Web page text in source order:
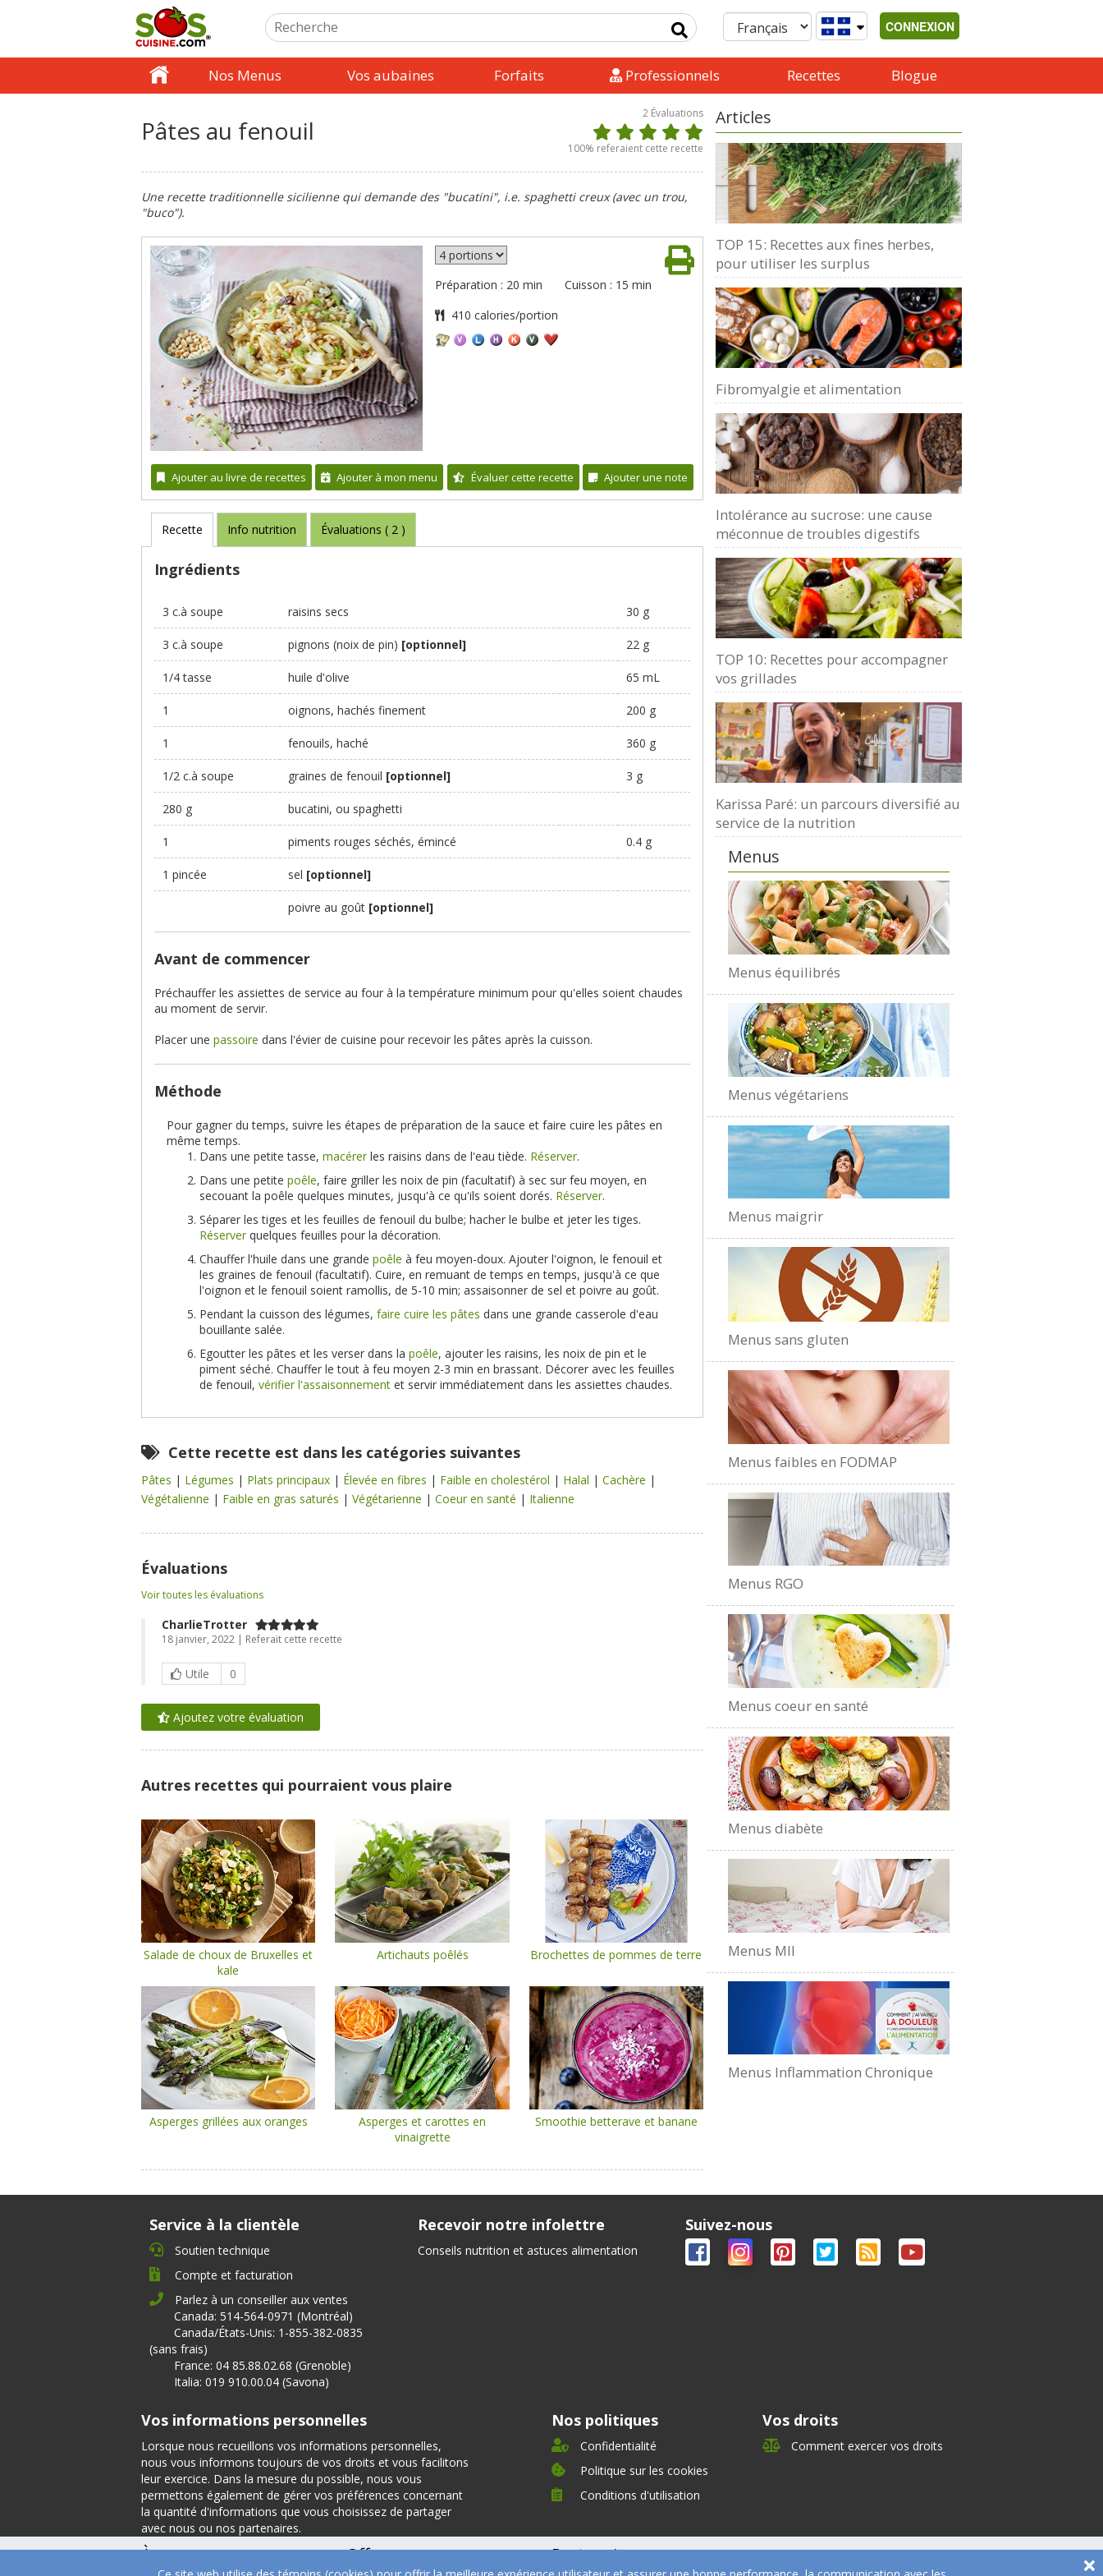
CONNEXION
Nos Menus Vos aubaines Forfaits Professionnels Recettes Blogue
Pâtes au fenouil
2 Évaluations
100% referaient cette recette
Une recette traditionnelle sicilienne qui demande des "bucatini", i.e. spaghetti creux (avec un trou,
"buco").
Préparation : 20 min
Cuisson : 15 min
410 calories/portion
Ajouter au livre de recettes Ajouter à mon menu Évaluer cette recette Ajouter une note
Recette Info nutrition Évaluations ( 2 )
Ingrédients
3 c.à soupe raisins secs 30 g
3 c.à soupe pignons (noix de pin) [optionnel] 22 g
1/4 tasse huile d'olive 65 mL
1 oignons, hachés finement 200 g
1 fenouils, haché 360 g
1/2 c.à soupe graines de fenouil [optionnel] 3 g
280 g bucatini, ou spaghetti
1 piments rouges séchés, émincé 0.4 g
1 pincée sel [optionnel]
poivre au goût [optionnel]
Avant de commencer
Préchauffer les assiettes de service au four à la température minimum pour qu'elles soient chaudes
au moment de servir.
Placer une passoire dans l'évier de cuisine pour recevoir les pâtes après la cuisson.
Méthode
Pour gagner du temps, suivre les étapes de préparation de la sauce et faire cuire les pâtes en
même temps.
Dans une petite tasse, macérer les raisins dans de l'eau tiède. Réserver.
Dans une petite poêle, faire griller les noix de pin (facultatif) à sec sur feu moyen, en
secouant la poêle quelques minutes, jusqu'à ce qu'ils soient dorés. Réserver.
Séparer les tiges et les feuilles de fenouil du bulbe; hacher le bulbe et jeter les tiges.
Réserver quelques feuilles pour la décoration.
Chauffer l'huile dans une grande poêle à feu moyen-doux. Ajouter l'oignon, le fenouil et
les graines de fenouil (facultatif). Cuire, en remuant de temps en temps, jusqu'à ce que
l'oignon et le fenouil soient ramollis, de 5-10 min; assaisonner de sel et poivre au goût.
Pendant la cuisson des légumes, faire cuire les pâtes dans une grande casserole d'eau
bouillante salée.
Egoutter les pâtes et les verser dans la poêle, ajouter les raisins, les noix de pin et le
piment séché. Chauffer le tout à feu moyen 2-3 min en brassant. Décorer avec les feuilles
de fenouil, vérifier l'assaisonnement et servir immédiatement dans les assiettes chaudes.
Cette recette est dans les catégories suivantes
Pâtes | Légumes | Plats principaux | Élevée en fibres | Faible en cholestérol | Halal | Cachère |
Végétalienne | Faible en gras saturés | Végétarienne | Coeur en santé | Italienne
Évaluations
Voir toutes les évaluations
CharlieTrotter
18 janvier, 2022 | Referait cette recette
Utile 0
Ajoutez votre évaluation
Autres recettes qui pourraient vous plaire
Salade de choux de Bruxelles et
kale
Artichauts poêlés Brochettes de pommes de terre
Asperges grillées aux oranges
Asperges et carottes en
vinaigrette
Smoothie betterave et banane
Articles
TOP 15: Recettes aux fines herbes,
pour utiliser les surplus
Fibromyalgie et alimentation
Intolérance au sucrose: une cause
méconnue de troubles digestifs
TOP 10: Recettes pour accompagner
vos grillades
Karissa Paré: un parcours diversifié au
service de la nutrition
Menus
Menus équilibrés
Menus végétariens
Menus maigrir
Menus sans gluten
Menus faibles en FODMAP
Menus RGO
Menus coeur en santé
Menus diabète
Menus MII
Menus Inflammation Chronique
Service à la clientèle
Soutien technique
Compte et facturation
Parlez à un conseiller aux ventes
Canada: 514-564-0971 (Montréal)
Canada/États-Unis: 1-855-382-0835
(sans frais)
France: 04 85.88.02.68 (Grenoble)
Italia: 019 910.00.04 (Savona)
Recevoir notre infolettre
Conseils nutrition et astuces alimentation
Suivez-nous
Vos informations personnelles
Lorsque nous recueillons vos informations personnelles,
nous vous informons toujours de vos droits et vous facilitons
leur exercice. Dans la mesure du possible, nous vous
permettons également de gérer vos préférences concernant
la quantité d'informations que vous choisissez de partager
avec nous ou nos partenaires.
Nos politiques
Confidentialité
Politique sur les cookies
Conditions d'utilisation
Vos droits
Comment exercer vos droits
À propos Offre Partenaires